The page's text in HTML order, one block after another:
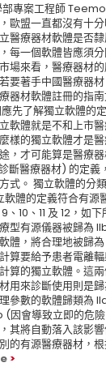
部專案工程師
歐盟一直都沒有十
醫療器材軟體是否
每一個軟體皆應須
場來看，醫療器材
要著手中國醫療器
器材軟體註冊的指
先了解獨立軟體的
軟體就是不和上市
樣的獨立軟體才是
，才可能算是醫療
斷醫療器材) 的定義
式。 獨立軟體的分
體的定義符合有源
10、11 及 12，如
型有源儀器被歸為
體，將合理地被歸
算要給予患者電離
算的獨立軟體。這
用來診斷使用則是
參數的軟體歸類為
(因會導致立即的危
其將自動落入該影
的有源醫療器材，